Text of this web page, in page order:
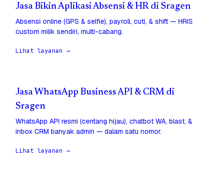
Jasa Bikin Aplikasi Absensi & HR di Sragen
Absensi online (GPS & selfie), payroll, cuti, & shift — HRIS
custom milik sendiri, multi-cabang.
Lihat layanan →
Jasa WhatsApp Business API & CRM di
Sragen
WhatsApp API resmi (centang hijau), chatbot WA, blast, &
inbox CRM banyak admin — dalam satu nomor.
Lihat layanan →